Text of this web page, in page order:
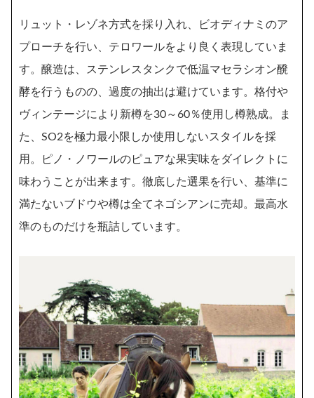
リュット・レゾネ方式を採り入れ、ビオディナミのア
プローチを行い、テロワールをより良く表現していま
す。醸造は、ステンレスタンクで低温マセラシオン醗
酵を行うものの、過度の抽出は避けています。格付や
ヴィンテージにより新樽を30～60％使用し樽熟成。ま
た、SO2を極力最小限しか使用しないスタイルを採
用。ピノ・ノワールのピュアな果実味をダイレクトに
味わうことが出来ます。徹底した選果を行い、基準に
満たないブドウや樽は全てネゴシアンに売却。最高水
準のものだけを瓶詰しています。